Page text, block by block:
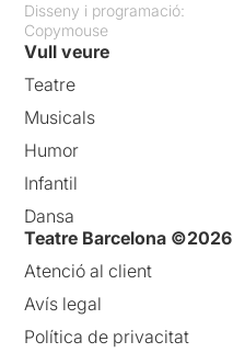
Disseny i programació:
Copymouse
Vull veure
Teatre
Musicals
Humor
Infantil
Dansa
Teatre Barcelona ©2026
Atenció al client
Avís legal
Política de privacitat